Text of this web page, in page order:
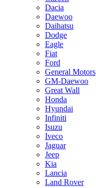
Dacia
Daewoo
Daihatsu
Dodge
Eagle
Fiat
Ford
General Motors
GM-Daewoo
Great Wall
Honda
Hyundai
Infiniti
Isuzu
Iveco
Jaguar
Jeep
Kia
Lancia
Land Rover